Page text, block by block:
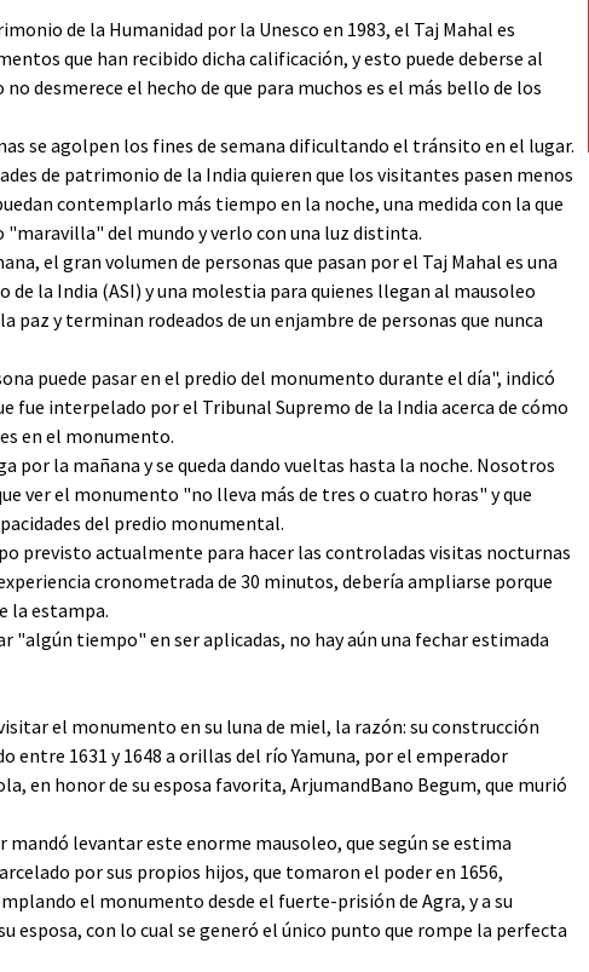
de la Humanidad por la Unesco en 1983, el Taj Mahal es
que han recibido dicha calificación, y esto puede deberse al
desmerece el hecho de que para muchos es el más bello de los
se agolpen los fines de semana dificultando el tránsito en el lugar.
de patrimonio de la India quieren que los visitantes pasen menos
contemplarlo más tiempo en la noche, una medida con la que
del mundo y verlo con una luz distinta.
el gran volumen de personas que pasan por el Taj Mahal es una
de la India (ASI) y una molestia para quienes llegan al mausoleo
paz y terminan rodeados de un enjambre de personas que nunca
puede pasar en el predio del monumento durante el día", indicó
fue interpelado por el Tribunal Supremo de la India acerca de cómo
en el monumento.
por la mañana y se queda dando vueltas hasta la noche. Nosotros
ver el monumento "no lleva más de tres o cuatro horas" y que
del predio monumental.
previsto actualmente para hacer las controladas visitas nocturnas
cronometrada de 30 minutos, debería ampliarse porque
la estampa.
"algún tiempo" en ser aplicadas, no hay aún una fechar estimada
el monumento en su luna de miel, la razón: su construcción
entre 1631 y 1648 a orillas del río Yamuna, por el emperador
en honor de su esposa favorita, ArjumandBano Begum, que murió
mandó levantar este enorme mausoleo, que según se estima
por sus propios hijos, que tomaron el poder en 1656,
el monumento desde el fuerte-prisión de Agra, y a su
esposa, con lo cual se generó el único punto que rompe la perfecta